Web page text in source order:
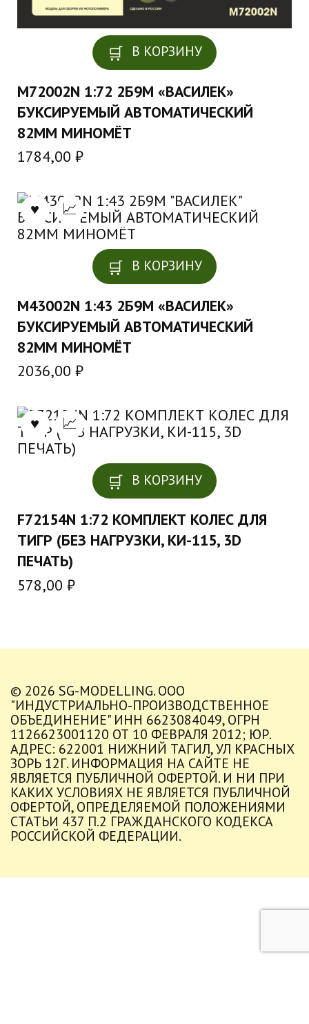
В КОРЗИНУ
M72002N 1:72 2Б9М «ВАСИЛЕК»
БУКСИРУЕМЫЙ АВТОМАТИЧЕСКИЙ
82ММ МИНОМЁТ
1784,00 ₽
В КОРЗИНУ
M43002N 1:43 2Б9М «ВАСИЛЕК»
БУКСИРУЕМЫЙ АВТОМАТИЧЕСКИЙ
82ММ МИНОМЁТ
2036,00 ₽
В КОРЗИНУ
F72154N 1:72 КОМПЛЕКТ КОЛЕС ДЛЯ
ТИГР (БЕЗ НАГРУЗКИ, КИ-115, 3D
ПЕЧАТЬ)
578,00 ₽
© 2026 SG-MODELLING. ООО
"ИНДУСТРИАЛЬНО-ПРОИЗВОДСТВЕННОЕ
ОБЪЕДИНЕНИЕ" ИНН 6623084049, ОГРН
1126623001120 ОТ 10 ФЕВРАЛЯ 2012; ЮР.
АДРЕС: 622001 НИЖНИЙ ТАГИЛ, УЛ КРАСНЫХ
ЗОРЬ 12Г. ИНФОРМАЦИЯ НА САЙТЕ НЕ
ЯВЛЯЕТСЯ ПУБЛИЧНОЙ ОФЕРТОЙ. И НИ ПРИ
КАКИХ УСЛОВИЯХ НЕ ЯВЛЯЕТСЯ ПУБЛИЧНОЙ
ОФЕРТОЙ, ОПРЕДЕЛЯЕМОЙ ПОЛОЖЕНИЯМИ
СТАТЬИ 437 П.2 ГРАЖДАНСКОГО КОДЕКСА
РОССИЙСКОЙ ФЕДЕРАЦИИ.